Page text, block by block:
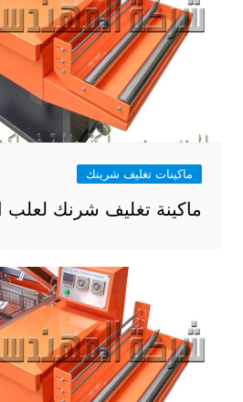
ماكينات تغليف شرينك
ماكينة تغليف شرنك لعلب